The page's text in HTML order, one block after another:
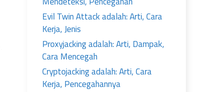
Evil Twin Attack adalah: Arti, Cara
Kerja, Jenis
Proxyjacking adalah: Arti, Dampak,
Cara Mencegah
Cryptojacking adalah: Arti, Cara
Kerja, Pencegahannya